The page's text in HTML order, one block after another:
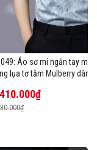
Áo sơ mi ngắn tay
lụa tơ tằm Mulberry